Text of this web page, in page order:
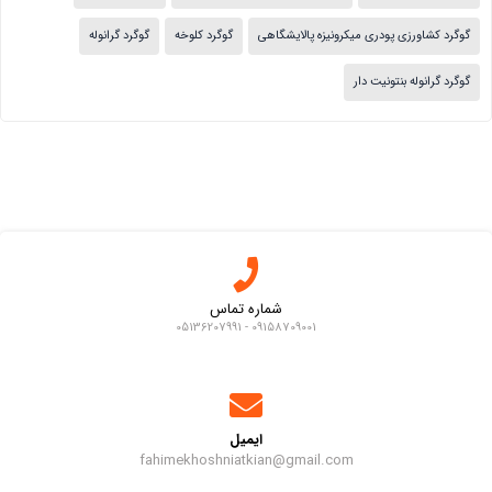
گوگرد کشاورزی پودری میکرونیزه پالایشگاهی گوگرد کلوخه گوگرد گرانوله
گوگرد گرانوله بنتونیت دار
شماره تماس
09158709001 - 05136207991
ایمیل
fahimekhoshniatkian@gmail.com